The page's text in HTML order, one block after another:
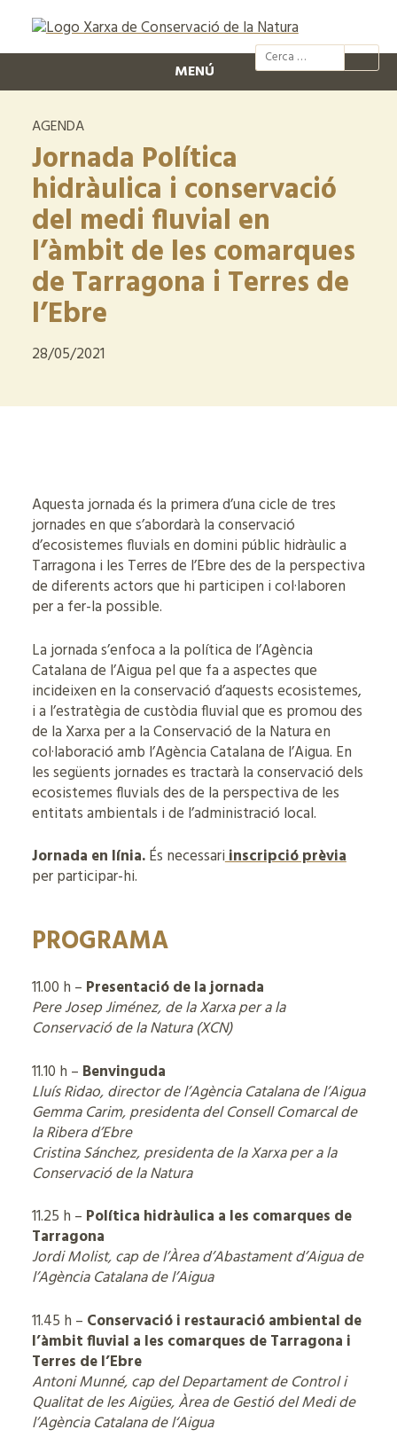
@xcn.cat
MENÚ
AGENDA
Jornada Política
hidràulica i conservació
del medi fluvial en
l’àmbit de les comarques
de Tarragona i Terres de
l’Ebre
28/05/2021
Aquesta jornada és la primera d’una cicle de tres
jornades en que s’abordarà la conservació
d’ecosistemes fluvials en domini públic hidràulic a
Tarragona i les Terres de l’Ebre des de la perspectiva
de diferents actors que hi participen i col·laboren
per a fer-la possible.
La jornada s’enfoca a la política de l’Agència
Catalana de l’Aigua pel que fa a aspectes que
incideixen en la conservació d’aquests ecosistemes,
i a l’estratègia de custòdia fluvial que es promou des
de la Xarxa per a la Conservació de la Natura en
col·laboració amb l’Agència Catalana de l’Aigua. En
les següents jornades es tractarà la conservació dels
ecosistemes fluvials des de la perspectiva de les
entitats ambientals i de l’administració local.
Jornada en línia.És necessariinscripció prèvia
per participar-hi.
PROGRAMA
11.00 h – Presentació de la jornada
Pere Josep Jiménez, de la Xarxa per a la
Conservació de la Natura (XCN)
11.10 h – Benvinguda
Lluís Ridao, director de l’Agència Catalana de l’Aigua
Gemma Carim, presidenta del Consell Comarcal de
la Ribera d’Ebre
Cristina Sánchez, presidenta de la Xarxa per a la
Conservació de la Natura
11.25 h – Política hidràulica a les comarques de
Tarragona
Jordi Molist, cap de l’Àrea d’Abastament d’Aigua de
l’Agència Catalana de l’Aigua
11.45 h – Conservació i restauració ambiental de
l’àmbit fluvial a les comarques de Tarragona i
Terres de l’Ebre
Antoni Munné, cap del Departament de Control i
Qualitat de les Aigües, Àrea de Gestió del Medi de
l’Agència Catalana de l‘Aigua